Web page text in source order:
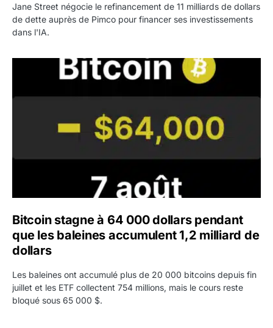
Jane Street négocie le refinancement de 11 milliards de dollars
de dette auprès de Pimco pour financer ses investissements
dans l'IA.
Bitcoin stagne à 64 000 dollars pendant que les
Bitcoin stagne à 64 000 dollars pendant
que les baleines accumulent 1,2 milliard de
dollars
Les baleines ont accumulé plus de 20 000 bitcoins depuis fin
juillet et les ETF collectent 754 millions, mais le cours reste
bloqué sous 65 000 $.